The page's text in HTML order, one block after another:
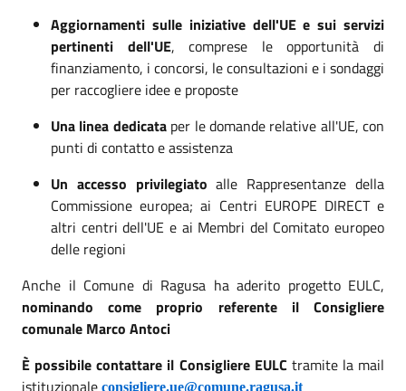
Aggiornamenti sulle iniziative dell'UE e sui servizi
pertinenti dell'UE, comprese le opportunità di
finanziamento, i concorsi, le consultazioni e i sondaggi
per raccogliere idee e proposte
Una linea dedicata per le domande relative all'UE, con
punti di contatto e assistenza
Un accesso privilegiato alle Rappresentanze della
Commissione europea; ai Centri EUROPE DIRECT e
altri centri dell'UE e ai Membri del Comitato europeo
delle regioni
Anche il Comune di Ragusa ha aderito progetto EULC,
nominando come proprio referente il Consigliere
comunale Marco Antoci
È possibile contattare il Consigliere EULC tramite la mail
istituzionale consigliere.ue@comune.ragusa.it